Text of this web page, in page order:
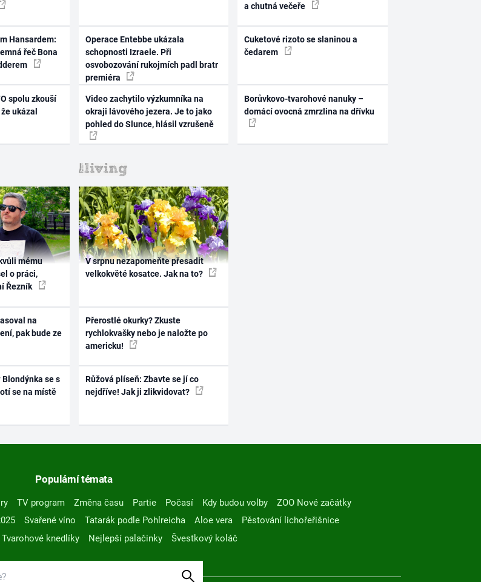
Hansardem:
řeč Bona
spolu zkouší
ukázal
Operace Entebbe ukázala
schopnosti Izraele. Při
osvobozování rukojmích padl bratr
premiéra
Video zachytilo výzkumníka na
okraji lávového jezera. Je to jako
pohled do Slunce, hlásil vzrušeně
a chutná večeře
Cuketové rizoto se slaninou a
čedarem
Borůvkovo-tvarohové nanuky –
domácí ovocná zmrzlina na dřívku
mému
o práci,
Řezník
na
pak bude ze
Blondýnka se s
se na místě
V srpnu nezapomeňte přesadit
velkokvěté kosatce. Jak na to?
Přerostlé okurky? Zkuste
rychlokvašky nebo je naložte po
americku!
Růžová plíseň: Zbavte se jí co
nejdříve! Jak ji zlikvidovat?
Populární témata
TV program Změna času Partie Počasí Kdy budou volby
ZOO Nové začátky
Svařené víno Tatarák podle Pohlreicha Aloe vera
Pěstování lichořeřišnice
Tvarohové knedlíky Nejlepší palačinky Švestkový koláč